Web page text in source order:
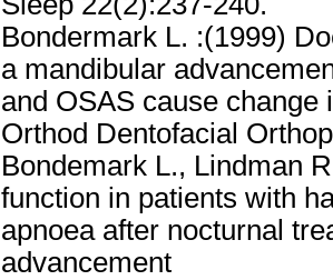
Bondermark L. :(1999)
a mandibular
and OSAS cause change
Orthod Dentofacial
Bondemark L., Lindman
function in patients with
apnoea after nocturnal
advancement